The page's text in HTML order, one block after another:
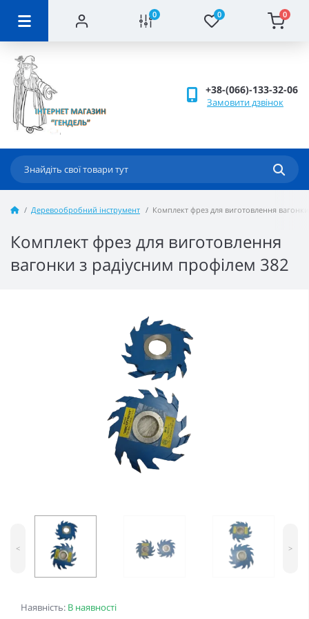
0 0 0
+38-(066)-133-32-06
Замовити дзвінок
Деревообробний інструмент Комплект фрез для виготовлення
Комплект фрез для виготовлення
вагонки з радіусним профілем 382
Наявність: В наявності
< >